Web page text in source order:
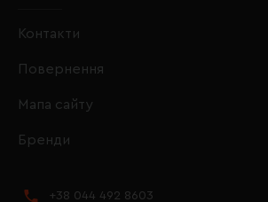
Контакти
Повернення
Мапа сайту
Бренди
+38 044 492 8603